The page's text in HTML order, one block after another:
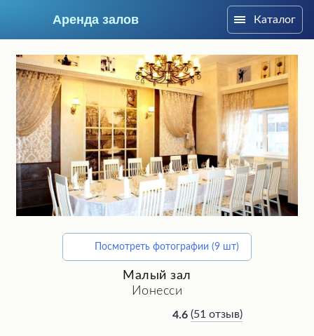
Аренда залов
Подберите мне зал
Каталог
Посмотреть фотографии (9 шт)
Малый зал
Ионесси
4.6 (51 отзыв)